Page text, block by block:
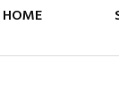
HOME